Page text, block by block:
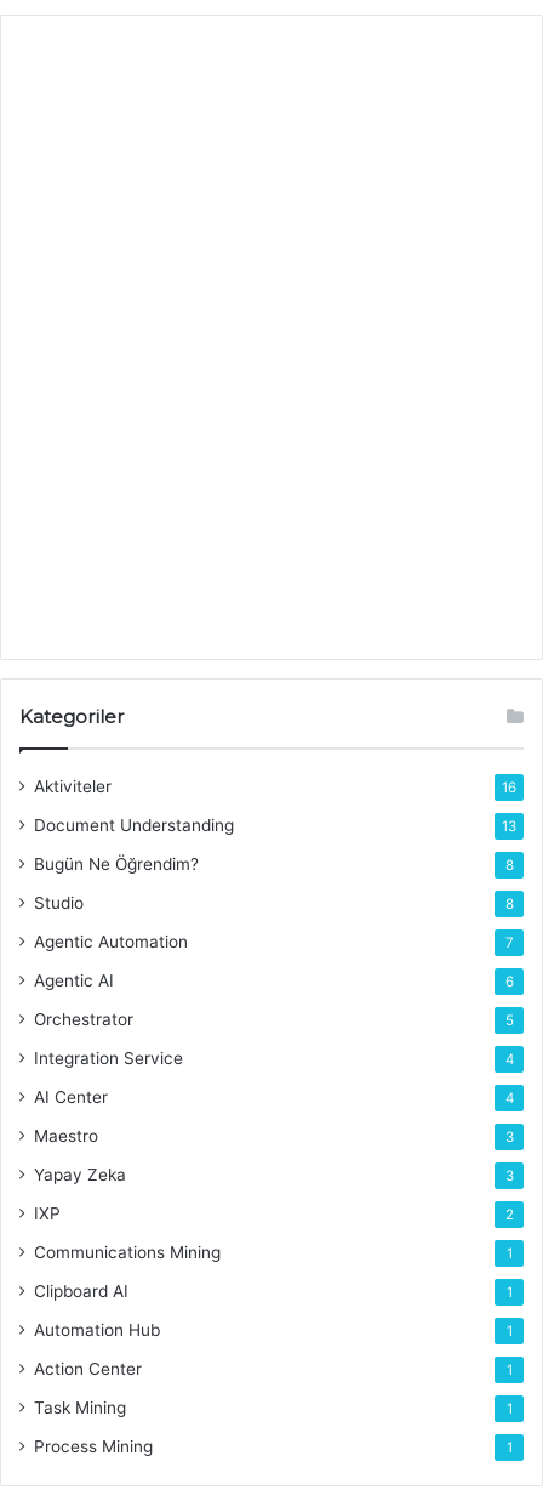
Kategoriler
Aktiviteler 16
Document Understanding 13
Bugün Ne Öğrendim? 8
Studio 8
Agentic Automation 7
Agentic AI 6
Orchestrator 5
Integration Service 4
AI Center 4
Maestro 3
Yapay Zeka 3
IXP 2
Communications Mining 1
Clipboard AI 1
Automation Hub 1
Action Center 1
Task Mining 1
Process Mining 1